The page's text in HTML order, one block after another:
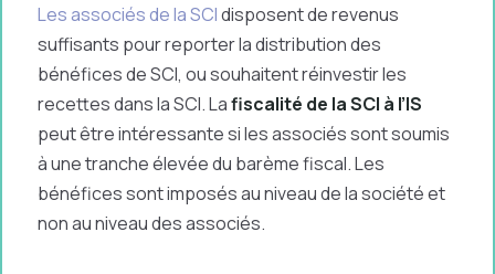
Les associés de la SCIdisposent de revenus
suffisants pour reporter la distribution des
bénéfices de SCI, ou souhaitent réinvestir les
recettes dans la SCI. Lafiscalité de la SCI à l’IS
peut être intéressante si les associés sont soumis
à une tranche élevée du barème fiscal. Les
bénéfices sont imposés au niveau de la société et
non au niveau des associés.